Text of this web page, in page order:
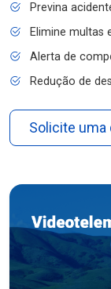
Previna
Elimine multas
Alerta de
Redução de
Solicite